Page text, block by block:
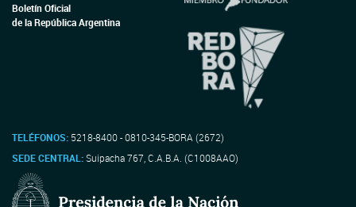
Boletín Oficial
de la República Argentina
TELÉFONOS: 5218-8400 - 0810-345-BORA (2672)
SEDE CENTRAL:Suipacha 767, C.A.B.A. (C1008AAO)